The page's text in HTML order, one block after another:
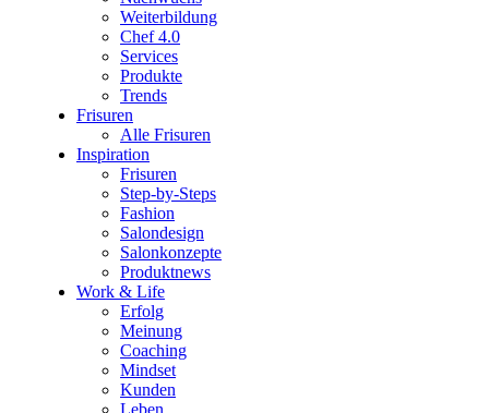
Weiterbildung
Chef 4.0
Services
Produkte
Trends
Frisuren
Alle Frisuren
Inspiration
Frisuren
Step-by-Steps
Fashion
Salondesign
Salonkonzepte
Produktnews
Work & Life
Erfolg
Meinung
Coaching
Mindset
Kunden
Leben